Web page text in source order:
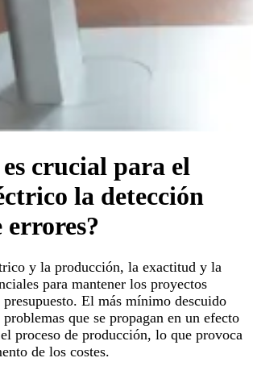
crucial para el
la detección
errores?
y la producción, la exactitud y la
para mantener los proyectos
El más mínimo descuido
que se propagan en un efecto
proceso de producción, lo que provoca
de los costes.